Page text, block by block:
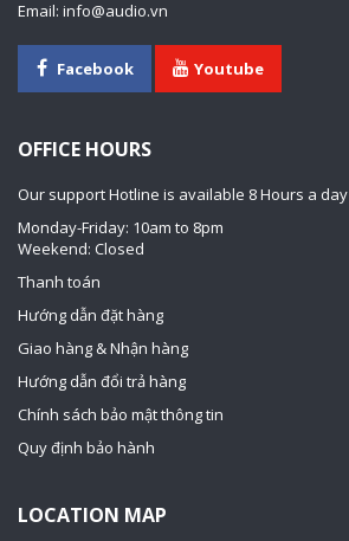
Email: info@audio.vn
Facebook Youtube
OFFICE HOURS
Our support Hotline is available 8 Hours a day
Monday-Friday: 10am to 8pm
Weekend: Closed
Thanh toán
Hướng dẫn đặt hàng
Giao hàng & Nhận hàng
Hướng dẫn đổi trả hàng
Chính sách bảo mật thông tin
Quy định bảo hành
LOCATION MAP